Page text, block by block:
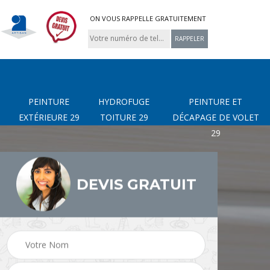
ON VOUS RAPPELLE GRATUITEMENT
PEINTURE
EXTÉRIEURE 29
HYDROFUGE
TOITURE 29
PEINTURE ET
DÉCAPAGE DE VOLET
29
Nettoyage de terrasse Peinture Extérieure 29
DEVIS GRATUIT